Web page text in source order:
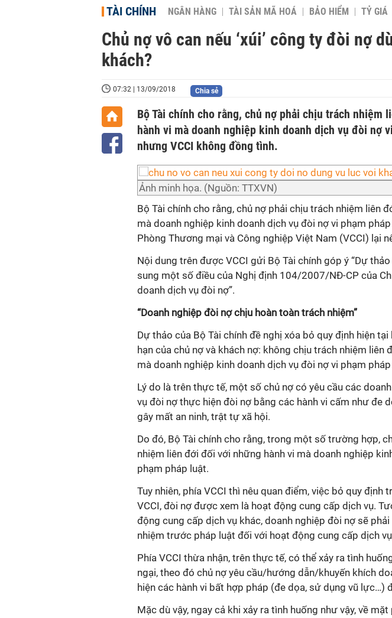
TÀI CHÍNH NGÂN HÀNG TÀI SẢN MÃ HOÁ BẢO HIỂM TỶ GIÁ
Chủ nợ vô can nếu ‘xúi’ công ty đòi nợ
khách?
07:32 | 13/09/2018 Chia sẻ
Bộ Tài chính cho rằng, chủ nợ phải chịu trách nhiệm
hành vi mà doanh nghiệp kinh doanh dịch vụ đòi nợ
nhưng VCCI không đồng tình.
Ảnh minh họa. (Nguồn: TTXVN)
Bộ Tài chính cho rằng, chủ nợ phải chịu trách nhiệm liên
mà doanh nghiệp kinh doanh dịch vụ đòi nợ vi phạm
Phòng Thương mại và Công nghiệp Việt Nam (VCCI) lại
Nội dung trên được VCCI gửi Bộ Tài chính góp ý “Dự
sung một số điều của Nghị định 104/2007/NĐ-CP của
doanh dịch vụ đòi nợ”.
“Doanh nghiệp đòi nợ chịu hoàn toàn trách nhiệm”
Dự thảo của Bộ Tài chính đề nghị xóa bỏ quy định hiện tại
hạn của chủ nợ và khách nợ: không chịu trách nhiệm liên
mà doanh nghiệp kinh doanh dịch vụ đòi nợ vi phạm pháp
Lý do là trên thực tế, một số chủ nợ có yêu cầu các
vụ đòi nợ thực hiện đòi nợ bằng các hành vi cấm như đe
gây mất an ninh, trật tự xã hội.
Do đó, Bộ Tài chính cho rằng, trong một số trường hợp,
nhiệm liên đới đối với những hành vi mà doanh nghiệp
phạm pháp luật.
Tuy nhiên, phía VCCI thì nêu quan điểm, việc bỏ quy định
VCCI, đòi nợ được xem là hoạt động cung cấp dịch vụ.
động cung cấp dịch vụ khác, doanh nghiệp đòi nợ sẽ
nhiệm trước pháp luật đối với hoạt động cung cấp dịch
Phía VCCI thừa nhận, trên thực tế, có thể xảy ra tình
ngại, theo đó chủ nợ yêu cầu/hướng dẫn/khuyến khích
hiện các hành vi bất hợp pháp (đe dọa, sử dụng vũ lực…)
Mặc dù vậy, ngay cả khi xảy ra tình huống như vậy, về